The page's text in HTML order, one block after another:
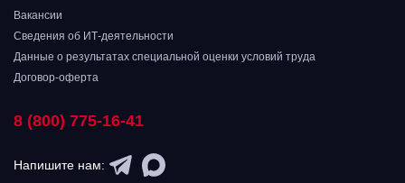
Вакансии
Сведения об ИТ-деятельности
Данные о результатах специальной оценки условий труда
Договор-оферта
8 (800) 775-16-41
Напишите нам: